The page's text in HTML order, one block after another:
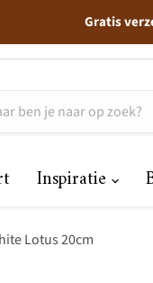
Gratis
Inspiratie
Lotus 20cm